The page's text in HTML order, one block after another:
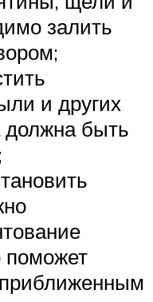
залить
и других
должна быть
поможет